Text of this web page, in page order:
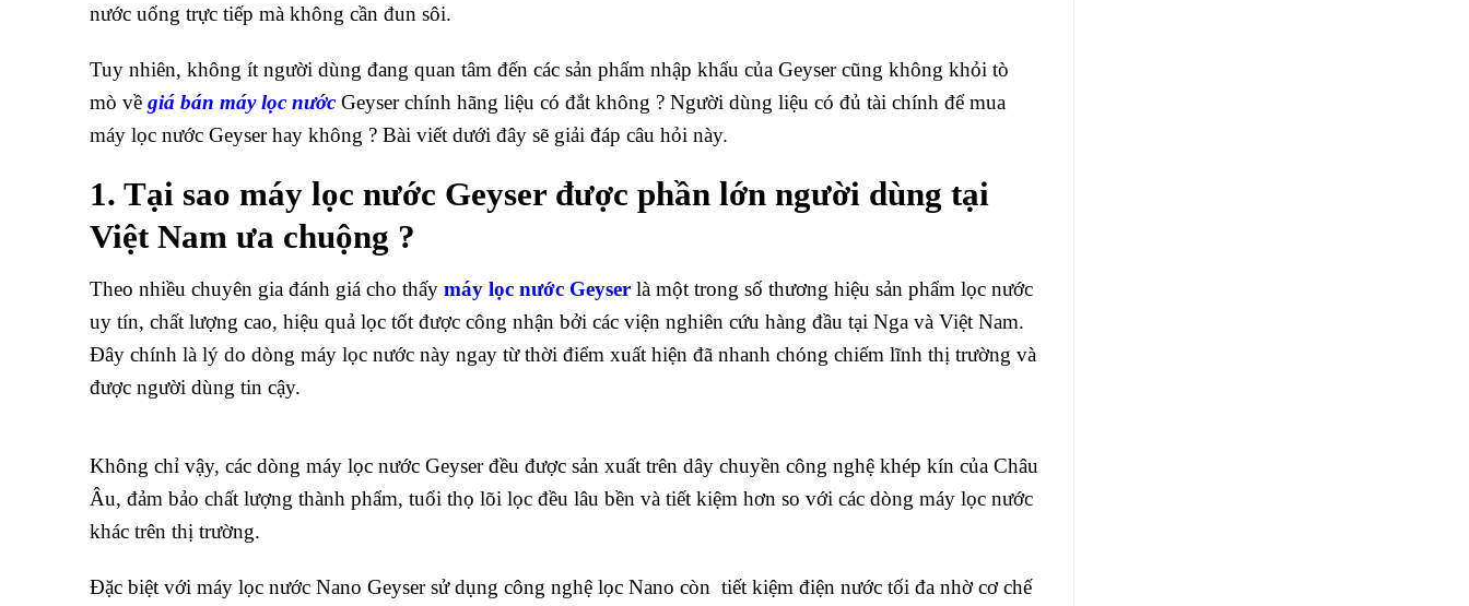
nước uống trực tiếp mà không cần đun sôi.
Tuy nhiên, không ít người dùng đang quan tâm đến các sản phẩm nhập khẩu của Geyser cũng không khỏi tò
mò về giá bán máy lọc nước Geyser chính hãng liệu có đắt không ? Người dùng liệu có đủ tài chính để mua
máy lọc nước Geyser hay không ? Bài viết dưới đây sẽ giải đáp câu hỏi này.
1. Tại sao máy lọc nước Geyser được phần lớn người dùng tại
Việt Nam ưa chuộng ?
Theo nhiều chuyên gia đánh giá cho thấy máy lọc nước Geyser là một trong số thương hiệu sản phẩm lọc nước
uy tín, chất lượng cao, hiệu quả lọc tốt được công nhận bởi các viện nghiên cứu hàng đầu tại Nga và Việt Nam.
Đây chính là lý do dòng máy lọc nước này ngay từ thời điểm xuất hiện đã nhanh chóng chiếm lĩnh thị trường và
được người dùng tin cậy.
Không chỉ vậy, các dòng máy lọc nước Geyser đều được sản xuất trên dây chuyền công nghệ khép kín của Châu
Âu, đảm bảo chất lượng thành phẩm, tuổi thọ lõi lọc đều lâu bền và tiết kiệm hơn so với các dòng máy lọc nước
khác trên thị trường.
Đặc biệt với máy lọc nước Nano Geyser sử dụng công nghệ lọc Nano còn tiết kiệm điện nước tối đa nhờ cơ chế